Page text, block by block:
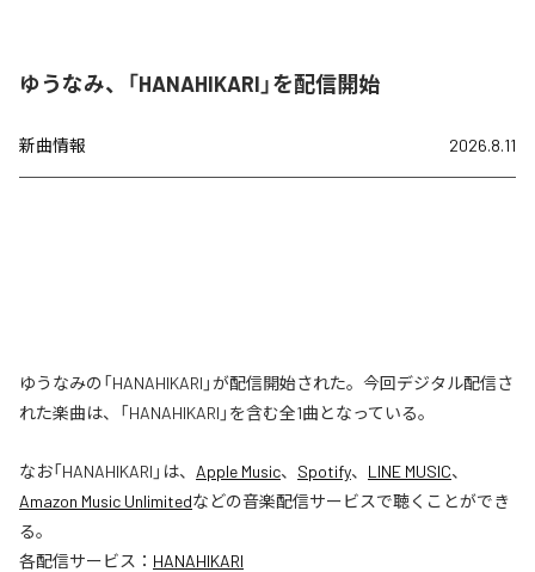
ゆうなみ、「HANAHIKARI」を配信開始
新曲情報 2026.8.11
ゆうなみの「HANAHIKARI」が配信開始された。今回デジタル配信さ
れた楽曲は、「HANAHIKARI」を含む全1曲となっている。
なお「HANAHIKARI 」は、 Apple Music、 Spotify、 LINE MUSIC、
Amazon Music Unlimitedなどの音楽配信サービスで聴くことができ
る。
各配信サービス： HANAHIKARI